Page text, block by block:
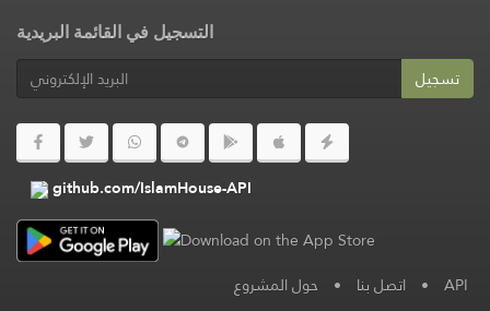
التسجيل في القائمة البريدية
تسجيل
github.com/IslamHouse-API
حول المشروع • اتصل بنا • API